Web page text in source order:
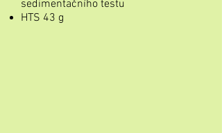
sedimentačního testu
HTS 43 g